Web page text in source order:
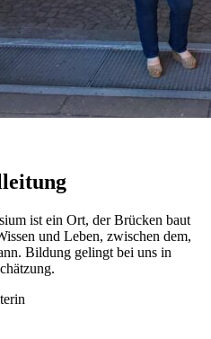
ist ein Ort, der Brücken baut
und Leben, zwischen dem,
Bildung gelingt bei uns in